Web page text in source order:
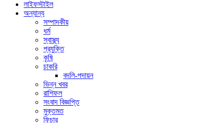
লাইফস্টাইল
অন্যান্য
সম্পাদকীয়
ধর্ম
স্বাস্থ্য
প্রযুক্তি
কৃষি
চাকরি
বদলি-পদায়ন
ভিন্ন খবর
রাশিফল
সংবাদ বিজ্ঞপ্তি
মুক্তমত
ফিচার